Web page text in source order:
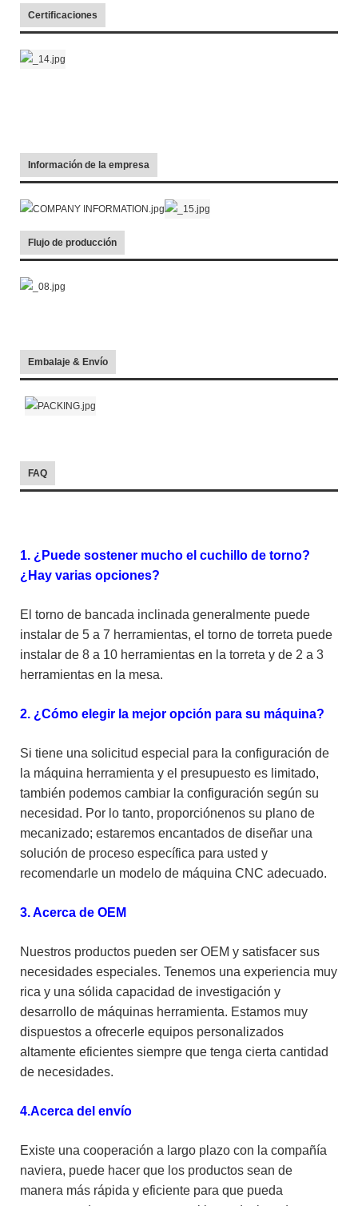
Certificaciones
Información de la empresa
Flujo de producción
Embalaje & Envío
FAQ
1. ¿Puede sostener mucho el cuchillo de torno?
¿Hay varias opciones?
El torno de bancada inclinada generalmente puede
instalar de 5 a 7 herramientas, el torno de torreta puede
instalar de 8 a 10 herramientas en la torreta y de 2 a 3
herramientas en la mesa.
2. ¿Cómo elegir la mejor opción para su máquina?
Si tiene una solicitud especial para la configuración de
la máquina herramienta y el presupuesto es limitado,
también podemos cambiar la configuración según su
necesidad. Por lo tanto, proporciónenos su plano de
mecanizado; estaremos encantados de diseñar una
solución de proceso específica para usted y
recomendarle un modelo de máquina CNC adecuado.
3. Acerca de OEM
Nuestros productos pueden ser OEM y satisfacer sus
necesidades especiales. Tenemos una experiencia muy
rica y una sólida capacidad de investigación y
desarrollo de máquinas herramienta. Estamos muy
dispuestos a ofrecerle equipos personalizados
altamente eficientes siempre que tenga cierta cantidad
de necesidades.
4.Acerca del envío
Existe una cooperación a largo plazo con la compañía
naviera, puede hacer que los productos sean de
manera más rápida y eficiente para que pueda